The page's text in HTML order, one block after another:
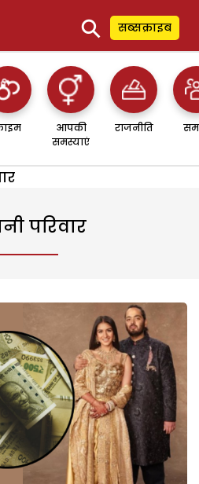
⚲ सब्सक्राइब
आपकी
समस्याएं
राजनीति
परिवार